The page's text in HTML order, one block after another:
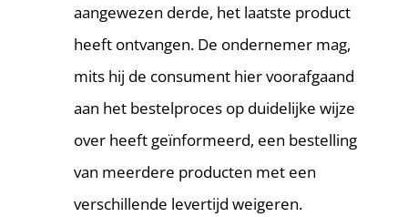
aangewezen derde, het laatste product
heeft ontvangen. De ondernemer mag,
mits hij de consument hier voorafgaand
aan het bestelproces op duidelijke wijze
over heeft geïnformeerd, een bestelling
van meerdere producten met een
verschillende levertijd weigeren.